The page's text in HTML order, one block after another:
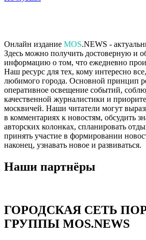
Онлайн издание MOS.NEWS -
Здесь можно получить достоверную и
информацию о том, что ежедневно
Наш ресурс для тех, кому интересно
любимого города. Основной принцип
оперативное освещение событий,
качественной журналистики и
москвичей. Наши читатели могут
в комментариях к новостям, обсудить
авторских колонках, спланировать
принять участие в формировании
наконец, узнавать новое и развиваться.
Наши партнёры
ГОРОДСКАЯ СЕТЬ
ГРУППЫ MOS.NEWS